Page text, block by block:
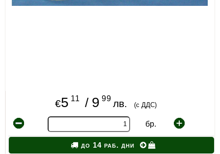
€5 11 / 9 99 лв. (с ДДС)
бр.
до 14 раб. дни